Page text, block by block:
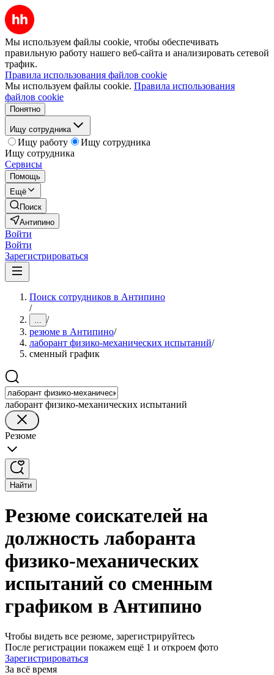
Мы используем файлы cookie, чтобы обеспечивать
правильную работу нашего веб-сайта и анализировать сетевой
трафик.
Правила использования файлов cookie
Мы используем файлы cookie. Правила использования
файлов cookie
Понятно
Ищу сотрудника
Ищу работу
Ищу сотрудника
Ищу сотрудника
Сервисы
Помощь
Ещё
Поиск
Антипино
Войти
Войти
Зарегистрироваться
Поиск сотрудников в Антипино
/
... /
резюме в Антипино/
лаборант физико-механических испытаний/
сменный график
лаборант физико-механических испытаний
Резюме
Найти
Резюме соискателей на
должность лаборанта
физико-механических
испытаний со сменным
графиком в Антипино
Чтобы видеть все резюме, зарегистрируйтесь
После регистрации покажем ещё 1 и откроем фото
Зарегистрироваться
За всё время